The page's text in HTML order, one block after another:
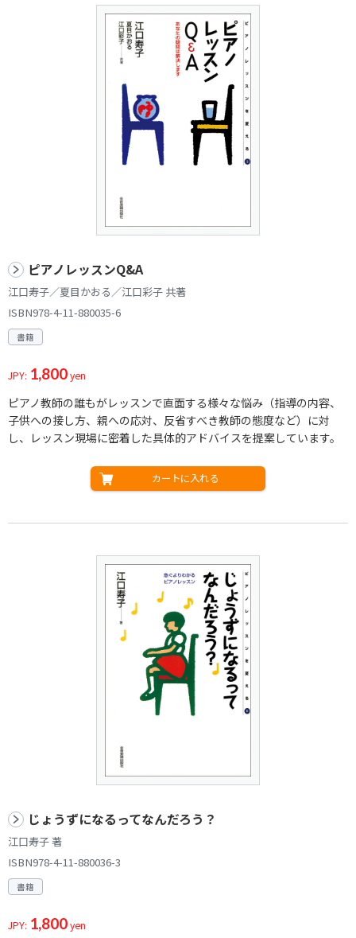
ピアノレッスンQ&A
江口寿子／夏目かおる／江口彩子 共著
ISBN978-4-11-880035-6
書籍
JPY: 1,800yen
ピアノ教師の誰もがレッスンで直面する様々な悩み（指導の内容、
子供への接し方、親への応対、反省すべき教師の態度など）に対
し、レッスン現場に密着した具体的アドバイスを提案しています。
カートに入れる
じょうずになるってなんだろう？
江口寿子 著
ISBN978-4-11-880036-3
書籍
JPY: 1,800yen